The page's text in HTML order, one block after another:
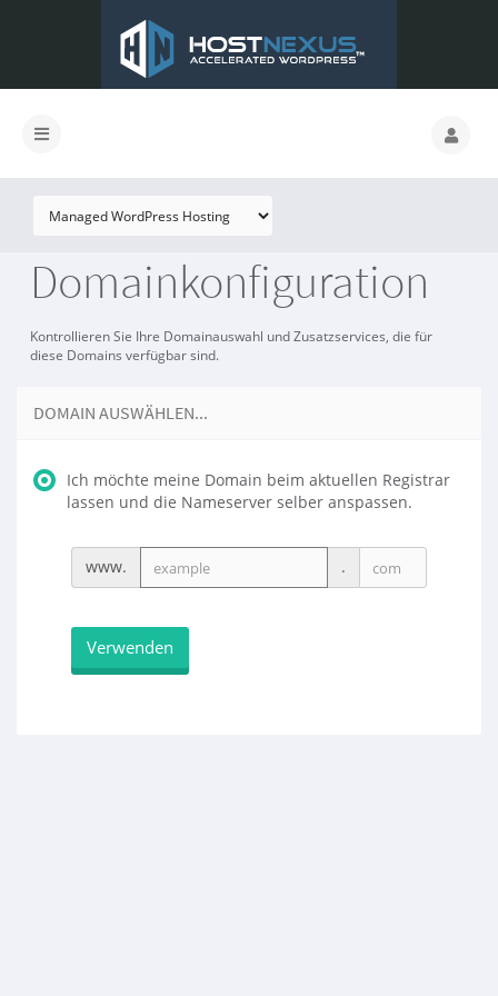
Domainkonfiguration
Kontrollieren Sie Ihre Domainauswahl und Zusatzservices, die für
diese Domains verfügbar sind.
DOMAIN AUSWÄHLEN...
Ich möchte meine Domain beim aktuellen Registrar
lassen und die Nameserver selber anspassen.
www. .
Verwenden